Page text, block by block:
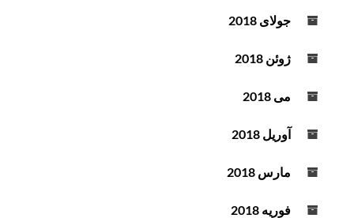
جولای 2018
ژوئن 2018
می 2018
آوریل 2018
مارس 2018
فوریه 2018